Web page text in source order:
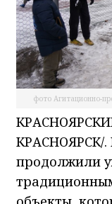
фото Агитационно-
КРАСНОЯРСК/.
продолжили